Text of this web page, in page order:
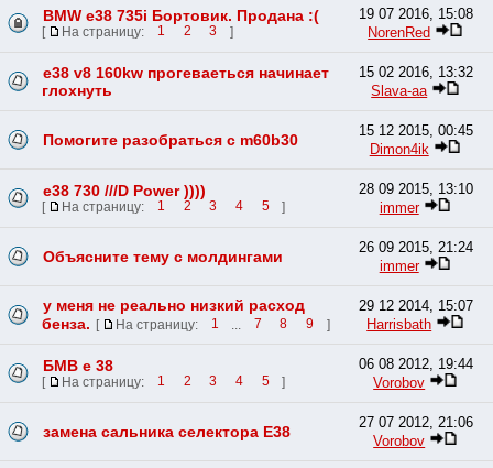
BMW e38 735i Бортовик. Продана :(
[ На страницу: 1 2 3 ]
19 07 2016, 15:08
NorenRed
e38 v8 160kw прогеваеться начинает
глохнуть
15 02 2016, 13:32
Slava-aa
Помогите разобраться с m60b30
15 12 2015, 00:45
Dimon4ik
e38 730 ///D Power ))))
[ На страницу: 1 2 3 4 5 ]
28 09 2015, 13:10
immer
Объясните тему с молдингами
26 09 2015, 21:24
immer
у меня не реально низкий расход
бенза. [ На страницу: 1 7 8 9 ]
29 12 2014, 15:07
Harrisbath
БМВ е 38
[ На страницу: 1 2 3 4 5 ]
06 08 2012, 19:44
Vorobov
замена сальника селектора Е38
27 07 2012, 21:06
Vorobov